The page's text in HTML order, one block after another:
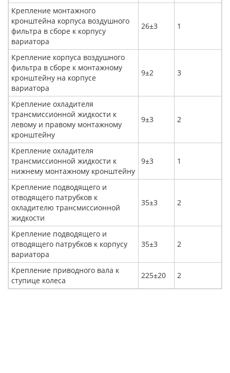
Крепление монтажного
кронштейна корпуса воздушного
фильтра в сборе к корпусу
вариатора
26±3 1
Крепление корпуса воздушного
фильтра в сборе к монтажному
кронштейну на корпусе
вариатора
9±2 3
Крепление охладителя
трансмиссионной жидкости к
левому и правому монтажному
кронштейну
9±3 2
Крепление охладителя
трансмиссионной жидкости к
нижнему монтажному кронштейну
9±3 1
Крепление подводящего и
отводящего патрубков к
охладителю трансмиссионной
жидкости
35±3 2
Крепление подводящего и
отводящего патрубков к корпусу
вариатора
35±3 2
Крепление приводного вала к
ступице колеса
225±20 2